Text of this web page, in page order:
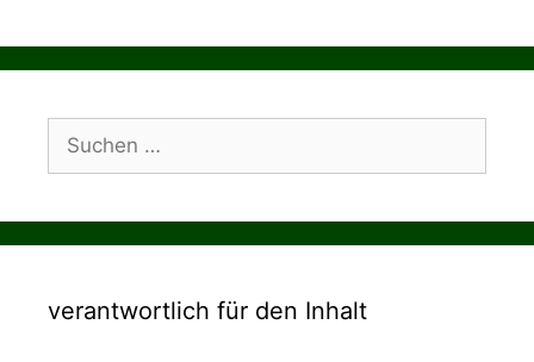
nach:
verantwortlich für den Inhalt